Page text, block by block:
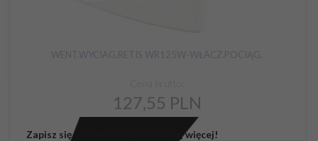
WENT.WYCIAG.RETIS WR125W-WŁACZ.POCIĄG.
127,55 PLN
Cena netto: 103,70
Zapisz się do newslettera i zyskaj więcej!